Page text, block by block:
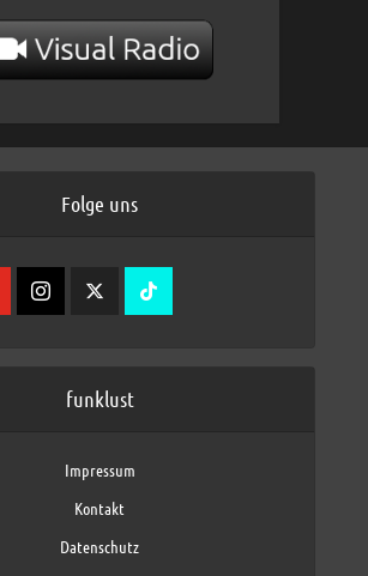
Folge uns
funklust
Impressum
Kontakt
Datenschutz